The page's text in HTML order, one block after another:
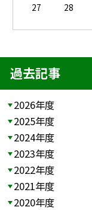
27
28
過去記事
2026年度
2025年度
2024年度
2023年度
2022年度
2021年度
2020年度